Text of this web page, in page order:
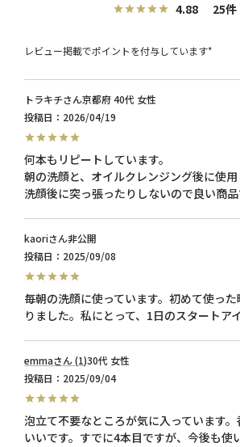
4.88 25
レビュー掲載でポイントを付与しています*
トラキチ 京都府 40代 女性
投稿日
2026/04/19
何本もリピートしています。
朝の洗顔と、オイルクレンジング後に使用
kaori
非公開
投稿日
2025/09/08
毎朝の洗顔に使っています。初めて使っ
emma 1 30代 女性
投稿日
2025/09/04
泡立て不要なところが気に入っています
いいです。すでに4本目ですが、今後も使